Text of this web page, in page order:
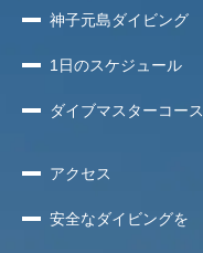
神子元島ダイビング
1日のスケジュール
ダイブマスターコース
アクセス
安全なダイビングを